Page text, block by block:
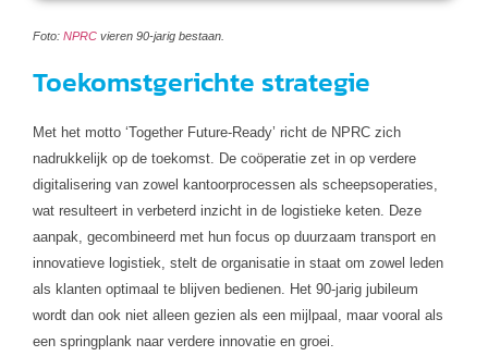
Foto: NPRC vieren 90-jarig bestaan.
Toekomstgerichte strategie
Met het motto ‘Together Future-Ready’ richt de NPRC zich
nadrukkelijk op de toekomst. De coöperatie zet in op verdere
digitalisering van zowel kantoorprocessen als scheepsoperaties,
wat resulteert in verbeterd inzicht in de logistieke keten. Deze
aanpak, gecombineerd met hun focus op duurzaam transport en
innovatieve logistiek, stelt de organisatie in staat om zowel leden
als klanten optimaal te blijven bedienen. Het 90-jarig jubileum
wordt dan ook niet alleen gezien als een mijlpaal, maar vooral als
een springplank naar verdere innovatie en groei.